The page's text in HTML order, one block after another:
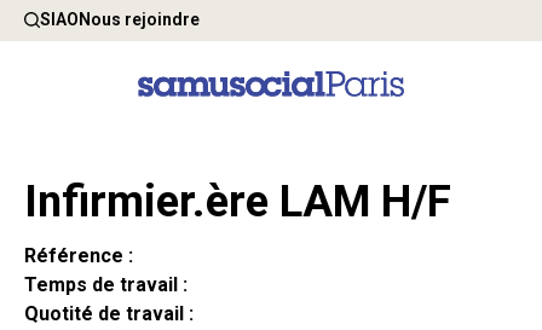
SIAONous rejoindre
Infirmier.ère LAM H/F
Référence :
Temps de travail :
Quotité de travail :